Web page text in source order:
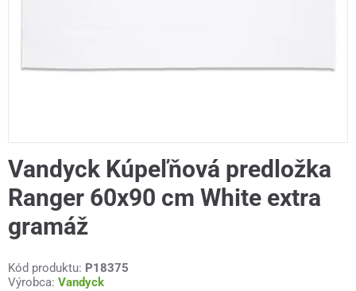
Vandyck Kúpeľňová predložka
Ranger 60x90 cm White extra
gramáž
Kód produktu: P18375
Výrobca: Vandyck